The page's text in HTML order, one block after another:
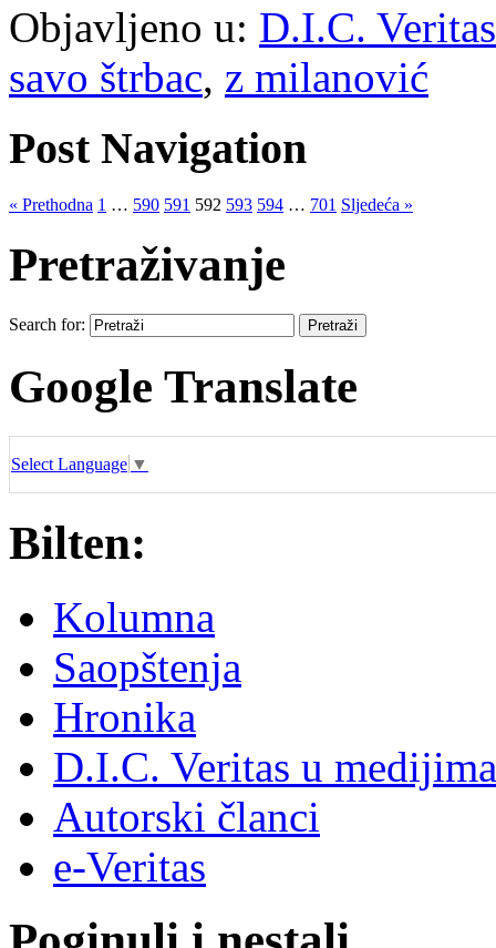
Objavljeno u: D.I.C.
savo štrbac, z milanović
Post Navigation
« Prethodna 1 … 590 591 592 593 594 … 701 Sljedeća »
Pretraživanje
Search for:
Google Translate
Select Language ▼
Bilten:
Kolumna
Saopštenja
Hronika
D.I.C. Veritas u medijima
Autorski članci
e-Veritas